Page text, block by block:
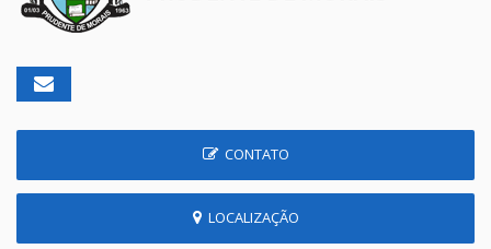
CONTATO
LOCALIZAÇÃO